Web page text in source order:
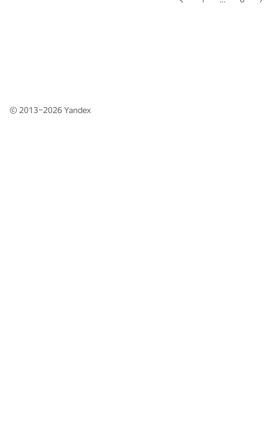
© 2013–2026Yandex